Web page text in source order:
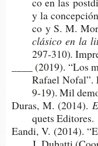
y la
co y S. M.
clá­si­co en la
297-310).
____ (2019). “Los
Rafael Nofal”.
9-19). Mil
Duras, M. (2014).
quets Editores.
Eandi, V. (2014).